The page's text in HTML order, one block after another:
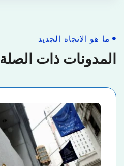
ما هو الاتجاه الجديد
المدونات ذات الصلة